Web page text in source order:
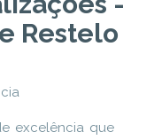
Restelo
excelência que